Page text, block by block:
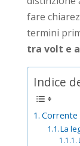
fare
termini
tra volt e
Indice
Corrente
La